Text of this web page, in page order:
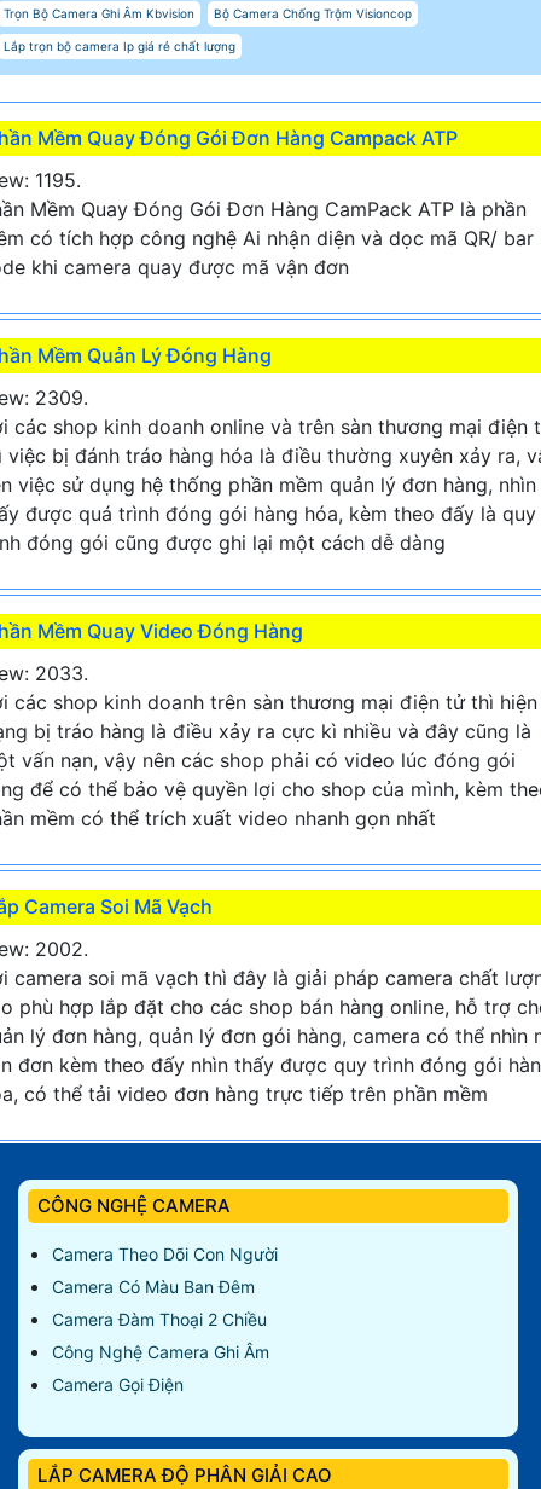
Trọn Bộ Camera Ghi Âm Kbvision Bộ Camera Chống Trộm Visioncop
Lắp trọn bộ camera Ip giá rẻ chất lượng
Mềm Quay Đóng Gói Đơn Hàng Campack ATP
1195.
Mềm Quay Đóng Gói Đơn Hàng CamPack ATP là phần
có tích hợp công nghệ Ai nhận diện và dọc mã QR/ bar
khi camera quay được mã vận đơn
Mềm Quản Lý Đóng Hàng
2309.
các shop kinh doanh online và trên sàn thương mại điện
việc bị đánh tráo hàng hóa là điều thường xuyên xảy ra,
việc sử dụng hệ thống phần mềm quản lý đơn hàng, nhìn
được quá trình đóng gói hàng hóa, kèm theo đấy là quy
đóng gói cũng được ghi lại một cách dễ dàng
Mềm Quay Video Đóng Hàng
2033.
các shop kinh doanh trên sàn thương mại điện tử thì hiện
bị tráo hàng là điều xảy ra cực kì nhiều và đây cũng là
vấn nạn, vậy nên các shop phải có video lúc đóng gói
để có thể bảo vệ quyền lợi cho shop của mình, kèm
mềm có thể trích xuất video nhanh gọn nhất
Camera Soi Mã Vạch
2002.
camera soi mã vạch thì đây là giải pháp camera chất
phù hợp lắp đặt cho các shop bán hàng online, hỗ trợ
lý đơn hàng, quản lý đơn gói hàng, camera có thể nhìn
đơn kèm theo đấy nhìn thấy được quy trình đóng gói
có thể tải video đơn hàng trực tiếp trên phần mềm
CÔNG NGHỆ CAMERA
Camera Theo Dõi Con Người
Camera Có Màu Ban Đêm
Camera Đàm Thoại 2 Chiều
Công Nghệ Camera Ghi Âm
Camera Gọi Điện
LẮP CAMERA ĐỘ PHÂN GIẢI CAO